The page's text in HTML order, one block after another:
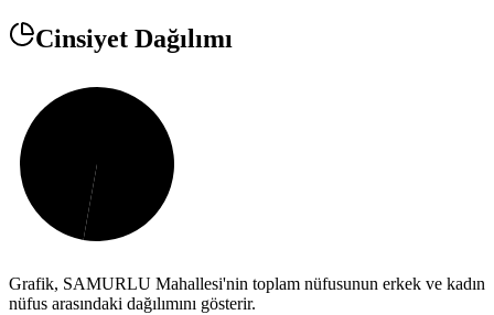
Cinsiyet Dağılımı
Grafik, SAMURLU Mahallesi'nin toplam nüfusunun erkek ve kadın
nüfus arasındaki dağılımını gösterir.